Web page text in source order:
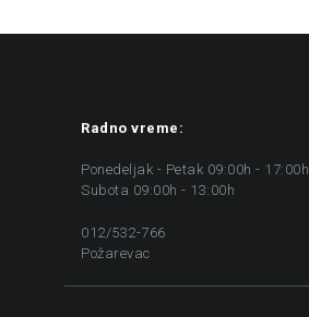
Radno vreme:
Ponedeljak - Petak 09:00h - 17:00h
Subota 09:00h - 13:00h
012/532-766
Požarevac